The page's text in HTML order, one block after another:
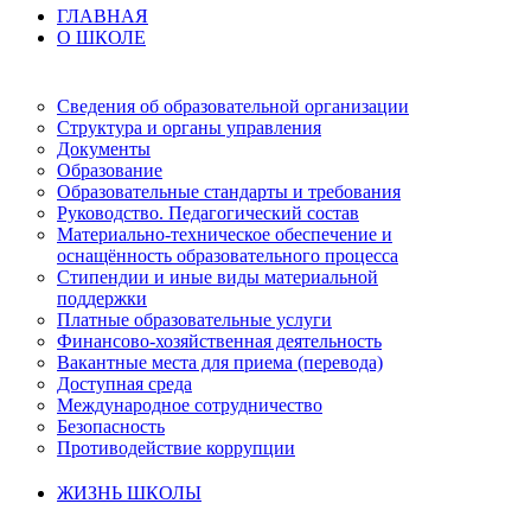
ГЛАВНАЯ
О ШКОЛЕ
Сведения об образовательной организации
Структура и органы управления
Документы
Образование
Образовательные стандарты и требования
Руководство. Педагогический состав
Материально-техническое обеспечение и
оснащённость образовательного процесса
Стипендии и иные виды материальной
поддержки
Платные образовательные услуги
Финансово-хозяйственная деятельность
Вакантные места для приема (перевода)
Доступная среда
Международное сотрудничество
Безопасность
Противодействие коррупции
ЖИЗНЬ ШКОЛЫ